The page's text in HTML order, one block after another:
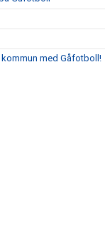
med Gåfotboll!